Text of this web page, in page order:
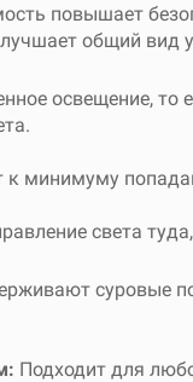
повышает
общий вид
освещение, то
к минимуму
света
суровые
Подходит для